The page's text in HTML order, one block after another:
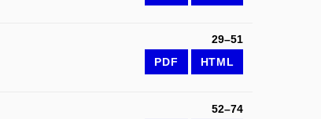
29–51
PDF HTML
52–74